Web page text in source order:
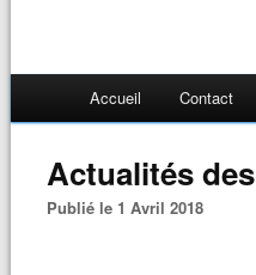
Accueil Contact
Actualités
Publié le 1 Avril 2018